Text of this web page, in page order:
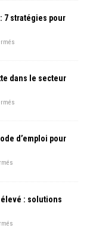
7 stratégies pour
dans le secteur
d’emploi pour
: solutions